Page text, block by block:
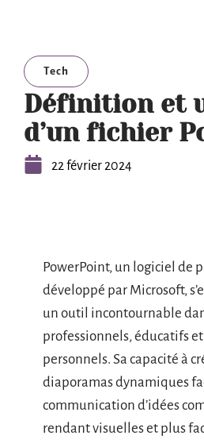
Tech
Définition et
d’un fichier
22 février 2024
PowerPoint, un logiciel de
développé par Microsoft,
un outil incontournable
professionnels, éducatifs
personnels. Sa capacité à
diaporamas dynamiques
communication d’idées
rendant visuelles et plus